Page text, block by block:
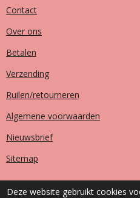
Deze website gebruikt cookies
Contact
Over ons
Betalen
Verzending
Ruilen/retourneren
Algemene voorwaarden
Nieuwsbrief
Sitemap